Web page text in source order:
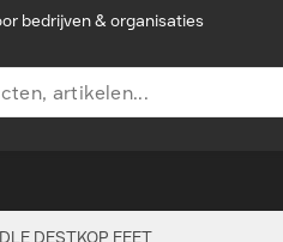
bedrijven & organisaties
DESTKOP FEET